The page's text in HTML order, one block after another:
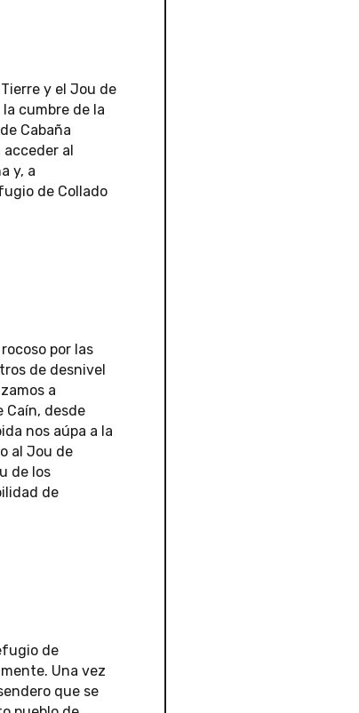
y el Jou de
cumbre de la
Cabaña
al
y, a
de Collado
por las
de desnivel
a
Caín, desde
nos aúpa a la
al Jou de
de los
de
de
Una vez
que se